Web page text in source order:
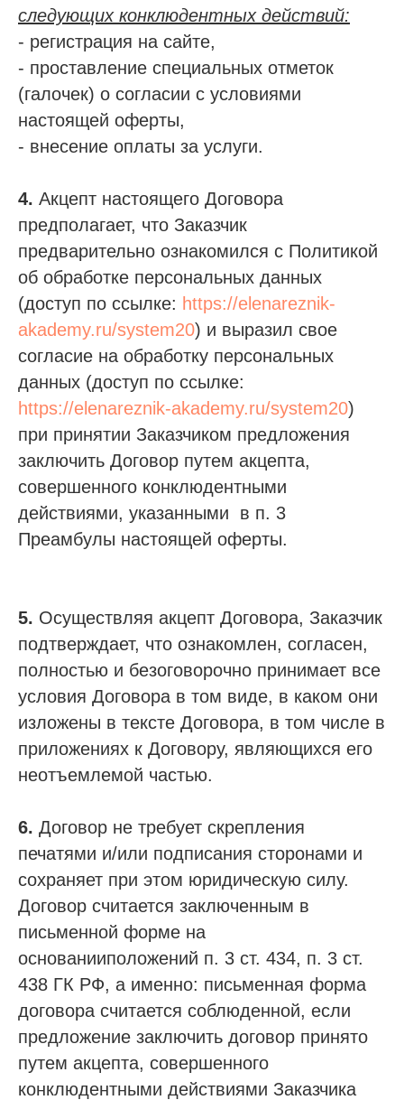
следующих конклюдентных действий:
- регистрация на сайте,
- проставление специальных отметок
(галочек) о согласии с условиями
настоящей оферты,
- внесение оплаты за услуги.
4. Акцепт настоящего Договора
предполагает, что Заказчик
предварительно ознакомился с Политикой
об обработке персональных данных
(доступ по ссылке: https://elenareznik-
akademy.ru/system20) и выразил свое
согласие на обработку персональных
данных (доступ по ссылке:
https://elenareznik-akademy.ru/system20)
при принятии Заказчиком предложения
заключить Договор путем акцепта,
совершенного конклюдентными
действиями, указанными в п. 3
Преамбулы настоящей оферты.
5. Осуществляя акцепт Договора, Заказчик
подтверждает, что ознакомлен, согласен,
полностью и безоговорочно принимает все
условия Договора в том виде, в каком они
изложены в тексте Договора, в том числе в
приложениях к Договору, являющихся его
неотъемлемой частью.
6. Договор не требует скрепления
печатями и/или подписания сторонами и
сохраняет при этом юридическую силу.
Договор считается заключенным в
письменной форме на
основанииположений п. 3 ст. 434, п. 3 ст.
438 ГК РФ, а именно: письменная форма
договора считается соблюденной, если
предложение заключить договор принято
путем акцепта, совершенного
конклюдентными действиями Заказчика